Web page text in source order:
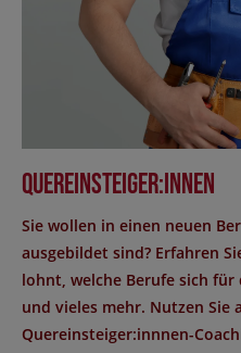
Quereinsteiger:innen
Sie wollen in einen neuen
ausgebildet sind? Erfahren
lohnt, welche Berufe sich für
und vieles mehr. Nutzen Sie
Quereinsteiger:innnen-